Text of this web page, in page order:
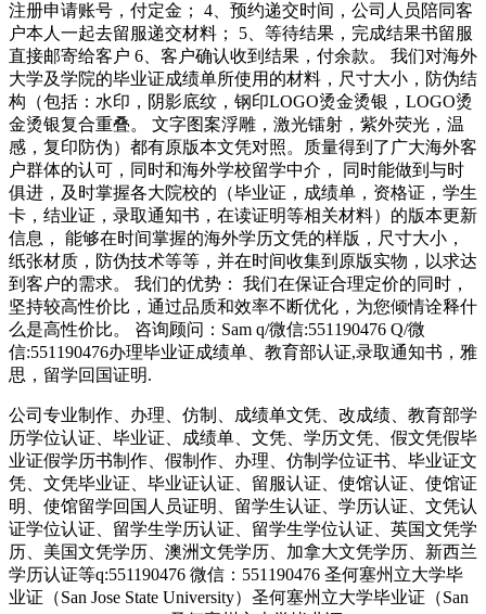
注册申请账号，付定金； 4、预约递交时间，公司人员陪同客
户本人一起去留服递交材料； 5、等待结果，完成结果书留服
直接邮寄给客户 6、客户确认收到结果，付余款。 我们对海外
大学及学院的毕业证成绩单所使用的材料，尺寸大小，防伪结
构（包括：水印，阴影底纹，钢印LOGO烫金烫银，LOGO烫
金烫银复合重叠。 文字图案浮雕，激光镭射，紫外荧光，温
感，复印防伪）都有原版本文凭对照。质量得到了广大海外客
户群体的认可，同时和海外学校留学中介， 同时能做到与时
俱进，及时掌握各大院校的（毕业证，成绩单，资格证，学生
卡，结业证，录取通知书，在读证明等相关材料）的版本更新
信息， 能够在时间掌握的海外学历文凭的样版，尺寸大小，
纸张材质，防伪技术等等，并在时间收集到原版实物，以求达
到客户的需求。 我们的优势： 我们在保证合理定价的同时，
坚持较高性价比，通过品质和效率不断优化，为您倾情诠释什
么是高性价比。 咨询顾问：Sam q/微信:551190476 Q/微
信:551190476办理毕业证成绩单、教育部认证,录取通知书，雅
思，留学回国证明.
公司专业制作、办理、仿制、成绩单文凭、改成绩、教育部学
历学位认证、毕业证、成绩单、文凭、学历文凭、假文凭假毕
业证假学历书制作、假制作、办理、仿制学位证书、毕业证文
凭、文凭毕业证、毕业证认证、留服认证、使馆认证、使馆证
明、使馆留学回国人员证明、留学生认证、学历认证、文凭认
证学位认证、留学生学历认证、留学生学位认证、英国文凭学
历、美国文凭学历、澳洲文凭学历、加拿大文凭学历、新西兰
学历认证等q:551190476 微信：551190476 圣何塞州立大学毕
业证（San Jose State University）圣何塞州立大学毕业证（San